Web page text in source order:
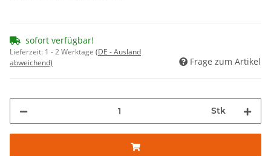
sofort verfügbar!
Lieferzeit: 1 - 2 Werktage (DE - Ausland
abweichend)
Frage zum Artikel
Stk